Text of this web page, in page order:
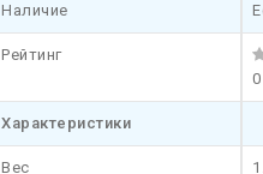
Наличие
Рейтинг
Характеристики
Вес